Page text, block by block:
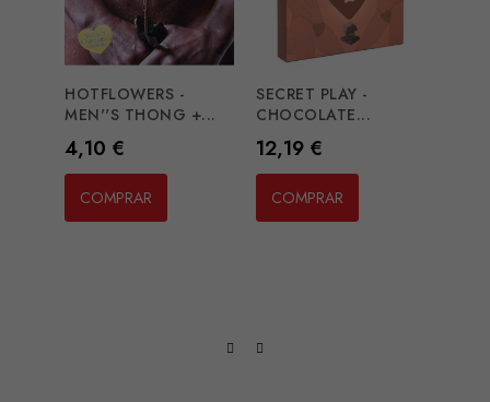
HOTFLOWERS -
MEN''S THONG +...
Preço
4,10 €
COMPRAR
SECRET PLAY -
CHOCOLATE...
Preço
12,19 €
COMPRAR